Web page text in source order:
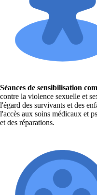
Séances de sensibilisation
contre la violence sexuelle et
l'égard des survivants et des
l'accès aux soins médicaux et
et des réparations.